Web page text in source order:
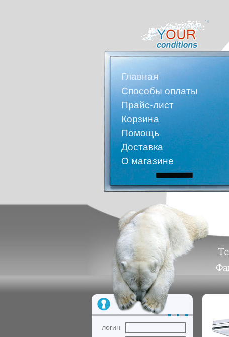
Главная
Способы оплаты
Прайс-лист
Корзина
Помощь
Доставка
О магазине
логин